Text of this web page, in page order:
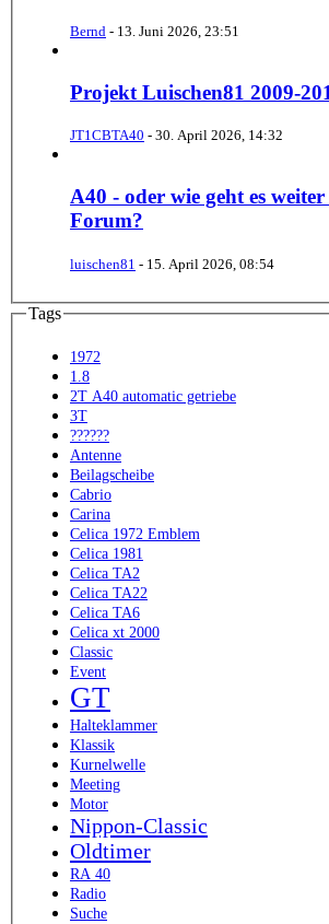
Bernd - 13. Juni 2026, 23:51
Projekt Luischen81 2009-
JT1CBTA40 - 30. April 2026, 14:32
A40 - oder wie geht es
Forum?
luischen81 - 15. April 2026, 08:54
Tags
1972
1.8
2T A40 automatic getriebe
3T
??????
Antenne
Beilagscheibe
Cabrio
Carina
Celica 1972 Emblem
Celica 1981
Celica TA2
Celica TA22
Celica TA6
Celica xt 2000
Classic
Event
GT
Halteklammer
Klassik
Kurnelwelle
Meeting
Motor
Nippon-Classic
Oldtimer
RA 40
Radio
Suche